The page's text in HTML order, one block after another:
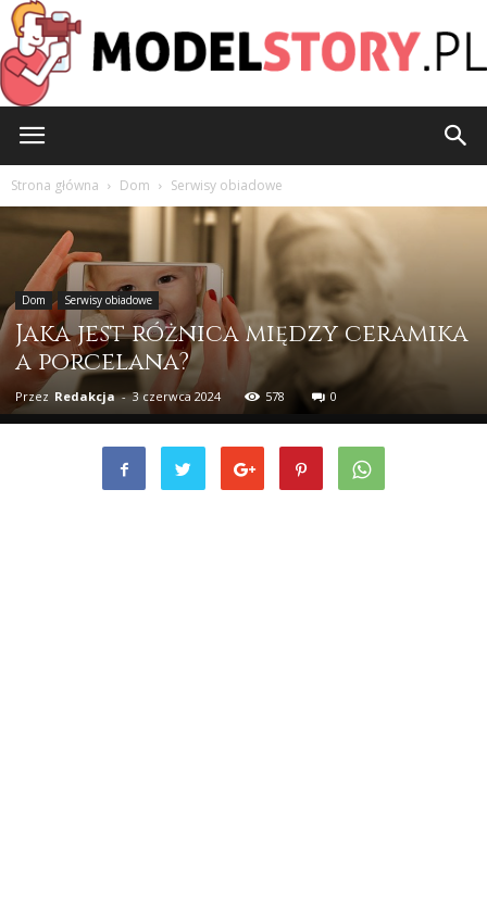
Strona główna Dom Serwisy obiadowe
Dom Serwisy obiadowe
Jaka jest różnica między ceramika
a porcelana?
Przez Redakcja - 3 czerwca 2024 578 0